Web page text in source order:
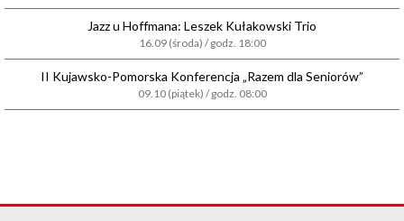
Jazz u Hoffmana: Leszek Kułakowski Trio
16.09 (środa) / godz. 18:00
II Kujawsko-Pomorska Konferencja „Razem dla Seniorów”
09.10 (piątek) / godz. 08:00